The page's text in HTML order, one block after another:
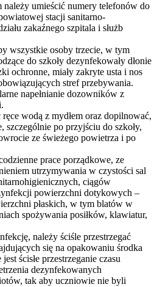
należy umieścić numery telefonów do
stacji sanitarno-
zakaźnego szpitala i służb
wszystkie osoby trzecie, w tym
do szkoły dezynfekowały dłonie
ochronne, miały zakryte usta i nos
stref przebywania.
napełnianie dozowników z
wodą z mydłem oraz dopilnować,
po przyjściu do szkoły,
ze świeżego powietrza i po
prace porządkowe, ze
utrzymywania w czystości sal
ciągów
powierzchni dotykowych –
płaskich, w tym blatów w
spożywania posiłków, klawiatur,
należy ściśle przestrzegać
się na opakowaniu środka
ścisłe przestrzeganie czasu
dezynfekowanych
tak aby uczniowie nie byli